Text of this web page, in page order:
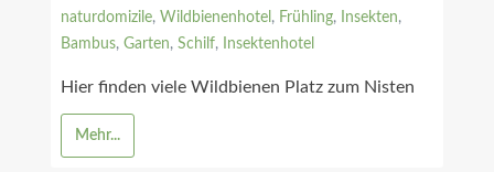
naturdomizile, Wildbienenhotel , Frühling, Insekten,
Bambus, Garten, Schilf, Insektenhotel
Hier finden viele Wildbienen Platz zum Nisten
Mehr...